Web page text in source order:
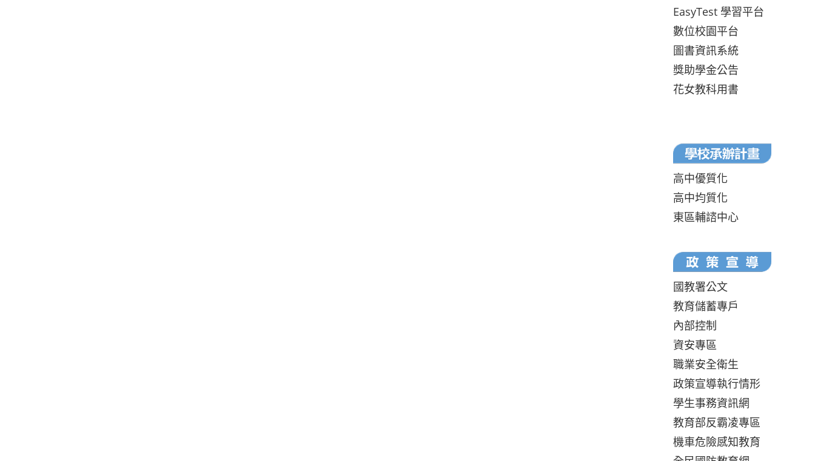
EasyTest 學習平台
數位校園平台
圖書資訊系統
獎助學金公告
花女教科用書
高中優質化
高中均質化
東區輔諮中心
國教署公文
教育儲蓄專戶
內部控制
資安專區
職業安全衛生
政策宣導執行情形
學生事務資訊網
教育部反霸凌專區
機車危險感知教育